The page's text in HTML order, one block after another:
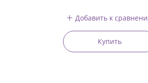
Добавить к
Купить